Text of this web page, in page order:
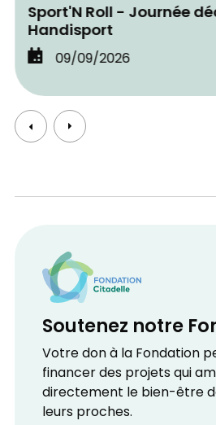
Sport'N Roll - Journée
Handisport
09/09/2026
Soutenez notre
Votre don à la Fondation
financer des projets qui
directement le bien-être
leurs proches.